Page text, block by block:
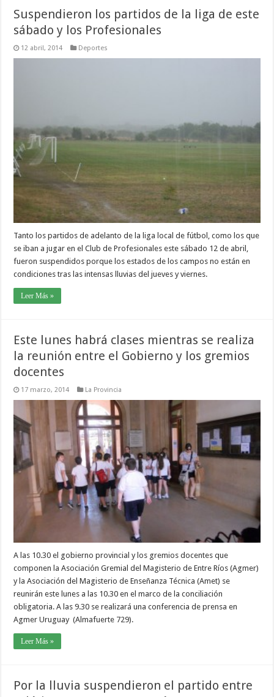
Suspendieron los partidos de la liga de este
sábado y los Profesionales
12 abril, 2014 Deportes
Tanto los partidos de adelanto de la liga local de fútbol, como los que
se iban a jugar en el Club de Profesionales este sábado 12 de abril,
fueron suspendidos porque los estados de los campos no están en
condiciones tras las intensas lluvias del jueves y viernes.
Leer Más »
Este lunes habrá clases mientras se realiza
la reunión entre el Gobierno y los gremios
docentes
17 marzo, 2014 La Provincia
A las 10.30 el gobierno provincial y los gremios docentes que
componen la Asociación Gremial del Magisterio de Entre Ríos (Agmer)
y la Asociación del Magisterio de Enseñanza Técnica (Amet) se
reunirán este lunes a las 10.30 en el marco de la conciliación
obligatoria. A las 9.30 se realizará una conferencia de prensa en
Agmer Uruguay (Almafuerte 729).
Leer Más »
Por la lluvia suspendieron el partido entre